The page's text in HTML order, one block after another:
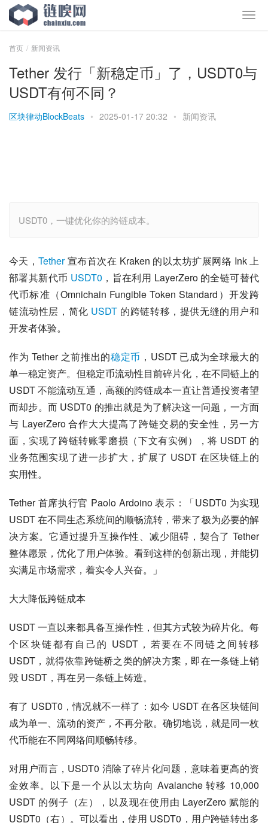
首页 新闻资讯
Tether 发行「新稳定币」了，USDT0与
USDT有何不同？
区块律动BlockBeats • 2025-01-17 20:32 • 新闻资讯
USDT0，一键优化你的跨链成本。
今天，Tether 宣布首次在 Kraken 的以太坊扩展网络 Ink 上
部署其新代币 USDT0 ，旨在利用 LayerZero 的全链可替代
代币标准（Omnichain Fungible Token Standard）开发跨
链流动性层，简化 USDT 的跨链转移，提供无缝的用户和
开发者体验。
作为 Tether 之前推出的稳定币 ，USDT 已成为全球最大的
单一稳定资产。但稳定币流动性目前碎片化，在不同链上的
USDT 不能流动互通，高额的跨链成本一直让普通投资者望
而却步。而 USDT0 的推出就是为了解决这一问题，一方面
与 LayerZero 合作大大提高了跨链交易的安全性，另一方
面，实现了跨链转账零磨损（下文有实例），将 USDT 的
业务范围实现了进一步扩大，扩展了 USDT 在区块链上的
实用性。
Tether 首席执行官 Paolo Ardoino 表示：「USDT0 为实现
USDT 在不同生态系统间的顺畅流转，带来了极为必要的解
决方案。它通过提升互操作性、减少阻碍，契合了 Tether
整体愿景，优化了用户体验。看到这样的创新出现，并能切
实满足市场需求，着实令人兴奋。」
大大降低跨链成本
USDT 一直以来都具备互操作性，但其方式较为碎片化。每
个区块链都有自己的 USDT，若要在不同链之间转移
USDT，就得依靠跨链桥之类的解决方案，即在一条链上销
毁 USDT，再在另一条链上铸造。
有了 USDT0，情况就不一样了：如今 USDT 在各区块链间
成为单一、流动的资产，不再分散。确切地说，就是同一枚
代币能在不同网络间顺畅转移。
对用户而言，USDT0 消除了碎片化问题，意味着更高的资
金效率。以下是一个从以太坊向 Avalanche 转移 10,000
USDT 的例子（左），以及现在使用由 LayerZero 赋能的
USDT0（右）。可以看出，使用 USDT0，用户跨链转出多